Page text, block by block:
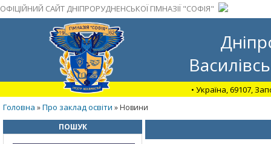
ОФІЦІЙНИЙ САЙТ ДНІПРОРУДНЕНСЬКОЇ ГІМНАЗІЇ "СОФІЯ"
• Україна, 69107,
Головна »Про заклад освіти » Новини
ПОШУК